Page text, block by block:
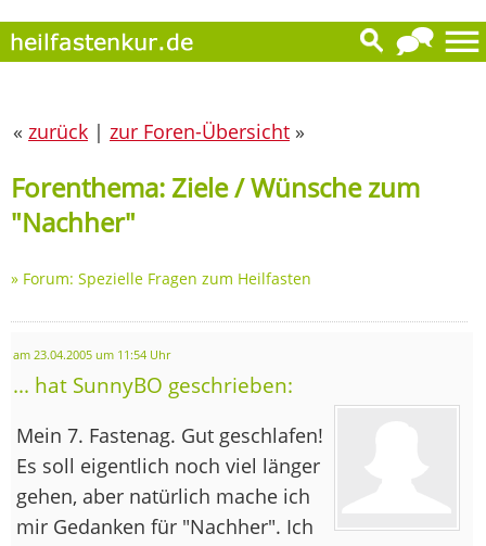
« zurück | zur Foren-Übersicht »
Forenthema: Ziele / Wünsche zum
"Nachher"
» Forum: Spezielle Fragen zum Heilfasten
am 23.04.2005 um 11:54 Uhr
... hat SunnyBO geschrieben:
Mein 7. Fastenag. Gut geschlafen!
Es soll eigentlich noch viel länger
gehen, aber natürlich mache ich
mir Gedanken für "Nachher". Ich